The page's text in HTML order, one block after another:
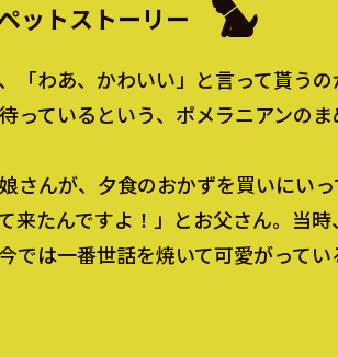
ットストーリー
「わあ、かわいい」と言って貰う
っているという、ポメラニアンのま
さんが、夕食のおかずを買いにい
来たんですよ！」とお父さん。当
では一番世話を焼いて可愛がって